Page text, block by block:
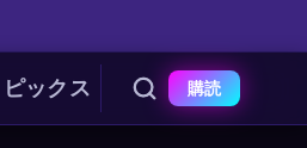
ピックス 購読